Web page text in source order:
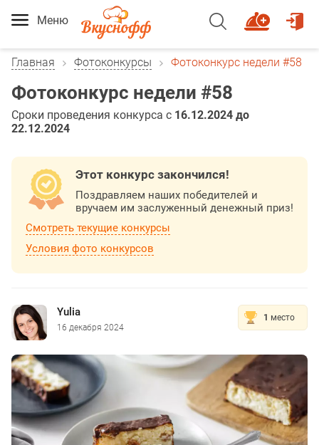
Меню
Главная Фотоконкурсы Фотоконкурс недели #58
Фотоконкурс недели #58
Сроки проведения конкурса с 16.12.2024 до
22.12.2024
Этот конкурс закончился!
Поздравляем наших победителей и
вручаем им заслуженный денежный приз!
Смотреть текущие конкурсы
Условия фото конкурсов
1 место
Yulia
16 декабря 2024